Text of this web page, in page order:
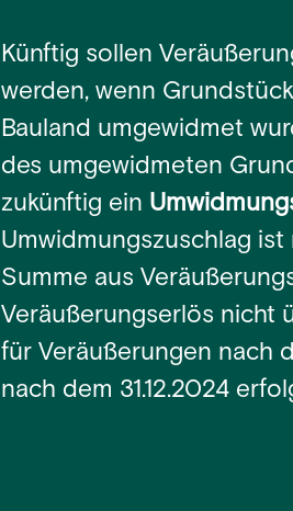
Künftig sollen
werden, wenn
Bauland umgewidmet
des umgewidmeten
zukünftig ein
Umwidmungszuschlag
Summe aus
Veräußerungserlös nicht
für Veräußerungen nach
nach dem 31.12.2024